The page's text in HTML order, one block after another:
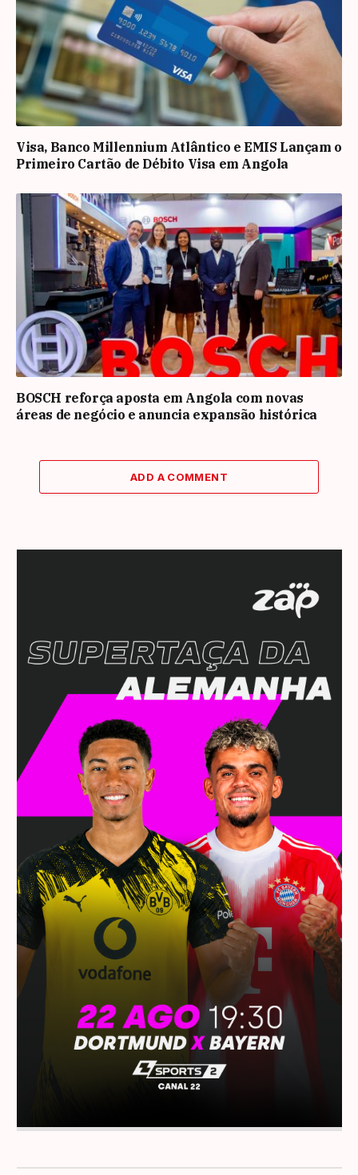
Visa, Banco Millennium Atlântico e EMIS Lançam o
Primeiro Cartão de Débito Visa em Angola
BOSCH reforça aposta em Angola com novas
áreas de negócio e anuncia expansão histórica
ADD A COMMENT